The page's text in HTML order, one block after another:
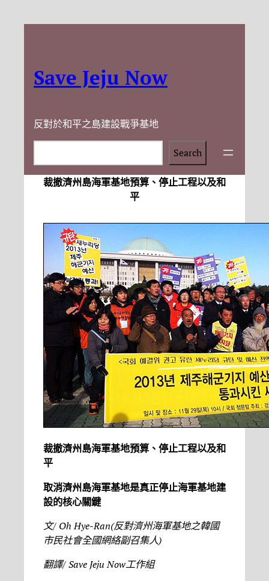
Save Jeju Now
反對於和平之島建設戰爭基地
Search
裁撤濟州島海軍基地預算、停止工程以及和
平
裁撤濟州島海軍基地預算、停止工程以及和
平
取消濟州島海軍基地是真正停止海軍基地建
設的核心關鍵
文/ Oh Hye-Ran(反對濟州海軍基地之韓國
市民社會全國網絡副召集人)
翻譯/ Save Jeju Now工作組